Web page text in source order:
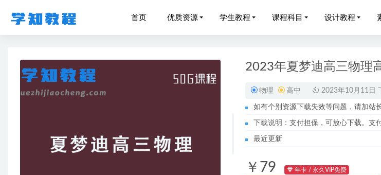
首页 优质资源 学生教程 课程科目 设计教程
2023年夏梦迪高三物理
物理 高中 2023年10月11日
如有个别资源下载失效等问题，请加站
下载说明：支付担保，可放心下载。支
最近更新
￥79 年卡 / 永久VIP免费
袁慧2023高三英语a+全年班（暑/秋/寒/春班） 2023-
凯叔亲子育儿系列网课教程合集
作业帮2023李伟高二化学s春季班课程+讲义笔记